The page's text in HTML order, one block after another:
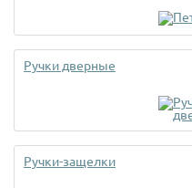
Ручки дверные
Ручки-защелки